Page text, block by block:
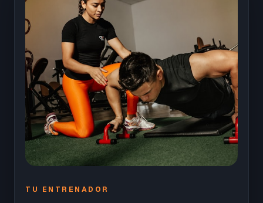
TU ENTRENADOR